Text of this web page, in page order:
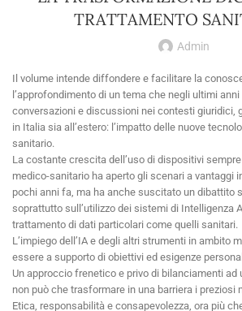
TRATTAMENTO
Admin
Il volume intende diffondere e facilitare la
l’approfondimento di un tema che negli ultimi
conversazioni e discussioni nei contesti giuridici,
in Italia sia all’estero: l’impatto delle nuove
sanitario.
La costante crescita dell’uso di dispositivi
medico-sanitario ha aperto gli scenari a vantaggi
pochi anni fa, ma ha anche suscitato un dibattito
soprattutto sull’utilizzo dei sistemi di Intelligenza
trattamento di dati particolari come quelli sanitari.
L’impiego dell’IA e degli altri strumenti in ambito
essere a supporto di obiettivi ed esigenze
Un approccio frenetico e privo di bilanciamenti
non può che trasformare in una barriera i preziosi
Etica, responsabilità e consapevolezza, ora più